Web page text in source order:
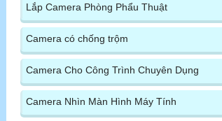
Lắp Camera Phòng Phẩu Thuật
Camera có chống trộm
Camera Cho Công Trình Chuyên Dụng
Camera Nhìn Màn Hình Máy Tính